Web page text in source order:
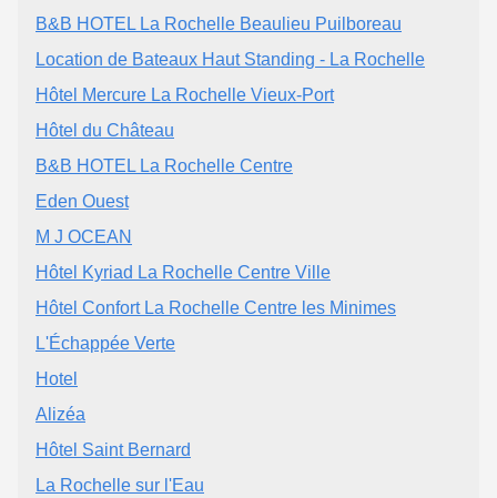
B&B HOTEL La Rochelle Beaulieu Puilboreau
Location de Bateaux Haut Standing - La Rochelle
Hôtel Mercure La Rochelle Vieux-Port
Hôtel du Château
B&B HOTEL La Rochelle Centre
Eden Ouest
M J OCEAN
Hôtel Kyriad La Rochelle Centre Ville
Hôtel Confort La Rochelle Centre les Minimes
L'Échappée Verte
Hotel
Alizéa
Hôtel Saint Bernard
La Rochelle sur l'Eau